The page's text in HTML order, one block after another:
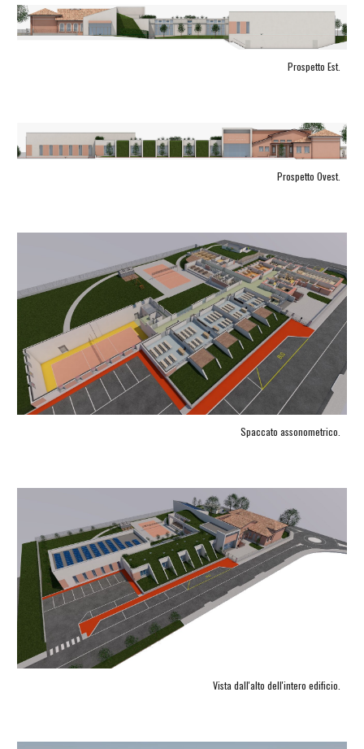
Prospetto Est.
Prospetto Ovest.
Spaccato assonometrico.
Vista dall'alto dell'intero edificio.